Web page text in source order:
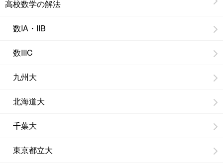
高校数学の解法
数IA・IIB
数IIIC
九州大
北海道大
千葉大
東京都立大